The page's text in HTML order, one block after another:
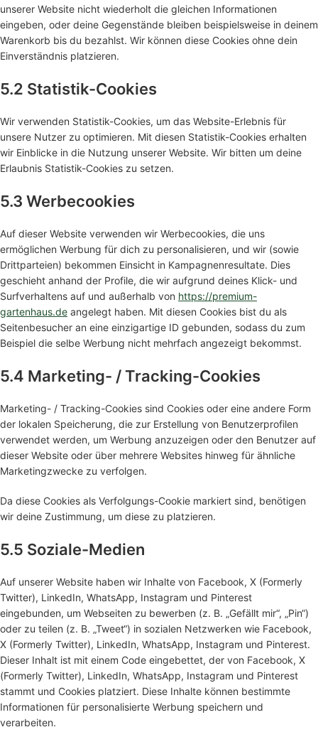
unserer Website nicht wiederholt die gleichen Informationen
eingeben, oder deine Gegenstände bleiben beispielsweise in deinem
Warenkorb bis du bezahlst. Wir können diese Cookies ohne dein
Einverständnis platzieren.
5.2 Statistik-Cookies
Wir verwenden Statistik-Cookies, um das Website-Erlebnis für
unsere Nutzer zu optimieren. Mit diesen Statistik-Cookies erhalten
wir Einblicke in die Nutzung unserer Website. Wir bitten um deine
Erlaubnis Statistik-Cookies zu setzen.
5.3 Werbecookies
Auf dieser Website verwenden wir Werbecookies, die uns
ermöglichen Werbung für dich zu personalisieren, und wir (sowie
Drittparteien) bekommen Einsicht in Kampagnenresultate. Dies
geschieht anhand der Profile, die wir aufgrund deines Klick- und
Surfverhaltens auf und außerhalb von https://premium-
gartenhaus.de angelegt haben. Mit diesen Cookies bist du als
Seitenbesucher an eine einzigartige ID gebunden, sodass du zum
Beispiel die selbe Werbung nicht mehrfach angezeigt bekommst.
5.4 Marketing- / Tracking-Cookies
Marketing- / Tracking-Cookies sind Cookies oder eine andere Form
der lokalen Speicherung, die zur Erstellung von Benutzerprofilen
verwendet werden, um Werbung anzuzeigen oder den Benutzer auf
dieser Website oder über mehrere Websites hinweg für ähnliche
Marketingzwecke zu verfolgen.
Da diese Cookies als Verfolgungs-Cookie markiert sind, benötigen
wir deine Zustimmung, um diese zu platzieren.
5.5 Soziale-Medien
Auf unserer Website haben wir Inhalte von Facebook, X (Formerly
Twitter), LinkedIn, WhatsApp, Instagram und Pinterest
eingebunden, um Webseiten zu bewerben (z. B. „Gefällt mir“, „Pin“)
oder zu teilen (z. B. „Tweet“) in sozialen Netzwerken wie Facebook,
X (Formerly Twitter), LinkedIn, WhatsApp, Instagram und Pinterest.
Dieser Inhalt ist mit einem Code eingebettet, der von Facebook, X
(Formerly Twitter), LinkedIn, WhatsApp, Instagram und Pinterest
stammt und Cookies platziert. Diese Inhalte können bestimmte
Informationen für personalisierte Werbung speichern und
verarbeiten.